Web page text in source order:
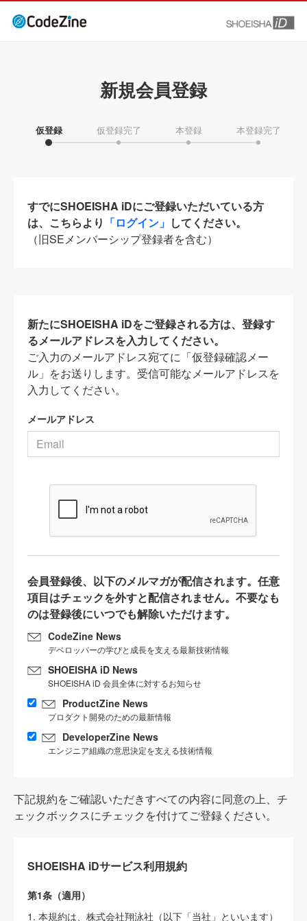
新規会員登録
仮登録 仮登録完了 本登録 本登録完了
すでにSHOEISHA iDにご登録いただいている方
は、こちらより 「ログイン」 してください。
（旧SEメンバーシップ登録者を含む）
新たにSHOEISHA iDをご登録される方は、登録す
るメールアドレスを入力してください。
ご入力のメールアドレス宛てに「仮登録確認メー
ル」をお送りします。受信可能なメールアドレスを
入力してください。
メールアドレス
会員登録後、以下のメルマガが配信されます。任意
項目はチェックを外すと配信されません。不要なも
のは登録後にいつでも解除いただけます。
CodeZine News
デベロッパーの学びと成長を支える最新技術情報
SHOEISHA iD News
SHOEISHA iD 会員全体に対するお知らせ
ProductZine News
プロダクト開発のための最新情報
DeveloperZine News
エンジニア組織の意思決定を支える技術情報
下記規約をご確認いただきすべての内容に同意の上、チ
ェックボックスにチェックを付けてご登録ください。
SHOEISHA iDサービス利用規約
第1条（適用）
1. 本規約は、株式会社翔泳社（以下「当社」といいます）